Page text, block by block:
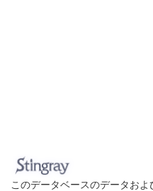
このデータベースのデータお